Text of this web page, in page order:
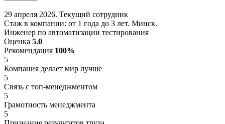
29 апреля 2026. Текущий сотрудник
Стаж в компании: от 1 года до 3 лет. Минск.
Инженер по автоматизации тестирования
Оценка 5.0
Рекомендация 100%
5
Компания делает мир лучше
5
Связь с топ-менеджментом
5
Грамотность менеджмента
5